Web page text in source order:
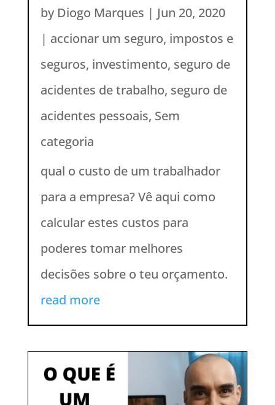
by Diogo Marques | Jun 20, 2020
| accionar um seguro, impostos e
seguros, investimento, seguro de
acidentes de trabalho, seguro de
acidentes pessoais, Sem
categoria
qual o custo de um trabalhador
para a empresa? Vê aqui como
calcular estes custos para
poderes tomar melhores
decisões sobre o teu orçamento.
read more